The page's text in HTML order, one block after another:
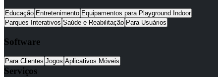
Educação Entretenimento Equipamentos para Playground Indoor
Parques Interativos Saúde e Reabilitação Para Usuários
Software
Para Clientes Jogos Aplicativos Móveis
Serviços